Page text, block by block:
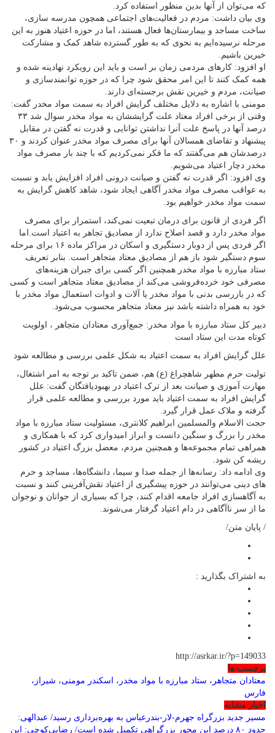
که می‌توان از آنها بدین منظور استفاده کرد.
وی بیان داشت: مردم در فعالیت‌های اجتماعی همچون مدرسه سازی،
ساخت مساجد و بیمارستان‌ها فعال هستند، اما در حوزه اعتیاد هنوز به این
مرحله‌ نرسیده‌ایم به نحوی که به طور گسترده شاهد کمک و مشارکت
خیرین باشیم.
او افزود: کارهای مردمی زمان بر است و باید این رویکرد نهادینه شده و
همه کمک کنند تا این امر محقق شود چرا که در حوزه توانمندسازی و
صیانت، مردم و خیرین نقش برجسته‌ای دارند.
مومنی با اشاره به دلایل مختلف گرایش افراد به سمت مواد مخدر گفت:
وقتی از برخی افراد معتاد علت گرایششان به مواد مخدر سوال شد ۳۳
درصد آنها در پاسخ علت آنرا نداشتن توانایی و قدرت نه گفتن در مقابل
پیشنهاد و تقاضای همسالان آنها برای مصرف مواد مخدر عنوان کردند و ۳۰
درصدشان هم می‌گفتند که ما فکر نمی‌کردیم که با چند بار مصرف مواد
مخدر دچار اعتیاد می‌شویم.
وی افزود: اگر قدرت نه گفتن و صیانت درونی افراد افزایش یابد و نسبت
به عواقب مصرف مواد مخدر آگاهی ایجاد شود، شاهد کاهش گرایش به
سمت مواد مخدر خواهیم بود.
اگر فردی از قانون برای درمان تبعیت نمی‌کند، استمرار برای مصرف
مواد مخدر دارد و قصد اصلاح ندارد از مصادیق تجاهر به اعتیاد است.اما
اگر فردی پس از دوبار دستگیری و اسکان در مراکز ماده ۱۶ برای مرحله
سوم دستگیر شود باز هم از مصادیق معتاد متجاهر است. بنابر تعریف
ستاد مبارزه با مواد مخدر همچنین اگر کسی برای جبران هزینه‌های
مصرفی خود خرده‌فروشی می‌کند از مصادیق معتاد متجاهر است و کسی
که در بازرسی بدنی با مواد مخدر یا آلات و ادوات استعمال مواد مخدر با
خود به همراه داشته باشد نیز معتاد متجاهر محسوب می‌شود.
دبیر کل ستاد مبارزه با مواد مخدر: جمع‌آوری معتادان متجاهر ، اولویت
کوتاه مدت این ستاد است
علل گرایش افراد به سمت اعتیاد به شکل علمی بررسی و مطالعه شود
تولیت حرم مطهر شاهچراغ (ع) هم، ضمن تاکید بر توجه به امر اشتغال،
مهارت آموزی و صیانت بعد از ترک اعتیاد در بهبودیافتگان گفت: علل
گرایش افراد به سمت اعتیاد باید مورد بررسی و مطالعه علمی قرار
گرفته و ملاک عمل قرار گیرد.
حجت الاسلام والمسلمین ابراهیم کلانتری، مسئولیت ستاد مبارزه با مواد
مخدر را بزرگ و سنگین دانست و ابراز امیدواری کرد که با همکاری و
همراهی تمام مجموعه‌ها و همچنین مردم، معضل بزرگ اعتیاد در کشور
ریشه کن شود.
وی ادامه داد: رسانه‌ها از جمله صدا و سیما، دانشگاه‌ها، مساجد و حرم
های دینی می‌توانند در حوزه پیشگیری از اعتیاد نقش‌آفرینی کنند و نسبت
به آگاهسازی افراد جامعه اقدام کنند، چرا که بسیاری از جوانان و نوجوان
ما از سر ناآگاهی در دام اعتیاد گرفتار می‌شوند.
/ پایان متن/
به اشتراک بگذارید :
http://asrkar.ir/?p=149033
برچسب ها
معتادان متجاهر، ستاد مبارزه با مواد مخدر، اسکندر مومنی، شیراز،
فارس
اخبار مشابه
مسیر جدید بزرگراه جهرم-لار-بندرعباس به بهره‌برداری رسید/ عبدالهی:
حدود ۸۰ درصد این محور بزرگراهی تکمیل شده است/ رضایی‌کوچی: این